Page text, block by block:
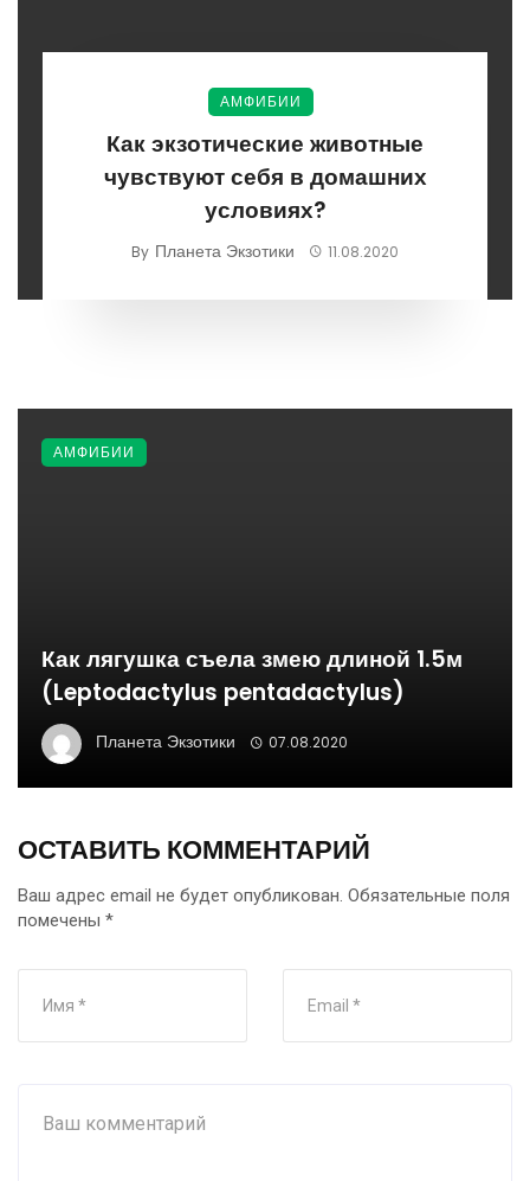
АМФИБИИ
Как экзотические животные
чувствуют себя в домашних
условиях?
By Планета Экзотики 11.08.2020
Как лягушка съела змею длиной 1.5м
(Leptodactylus pentadactylus)
Планета Экзотики 07.08.2020
АМФИБИИ
ОСТАВИТЬ КОММЕНТАРИЙ
Ваш адрес email не будет опубликован. Обязательные поля
помечены *